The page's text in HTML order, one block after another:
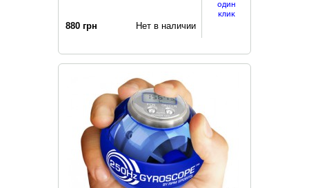
880 грн Нет в наличии
один
клик